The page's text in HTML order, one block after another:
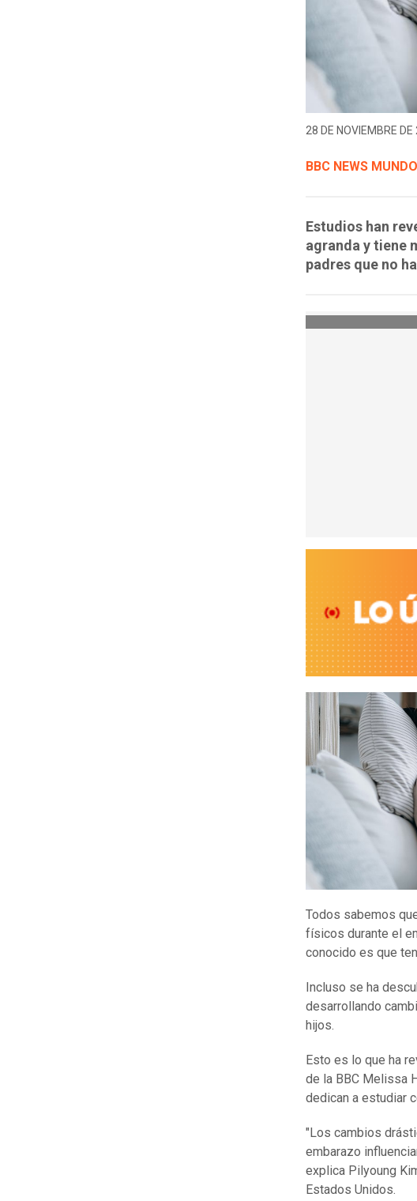
28 DE NOVIEMBRE
BBC NEWS MUNDO
Estudios han
agranda y tiene
padres que no
Todos sabemos
físicos durante el
conocido es que
Incluso se ha
desarrollando
hijos.
Esto es lo que ha
de la BBC Melissa
dedican a estudiar
"Los cambios
embarazo
explica Pilyoung
Estados Unidos.